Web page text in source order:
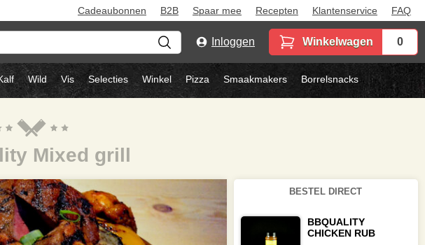
Cadeaubonnen B2B Spaar mee Recepten Klantenservice FAQ
Inloggen Winkelwagen 0
Wild Vis Selecties Winkel Pizza Smaakmakers Borrelsnacks
Mixed grill
BESTEL DIRECT
BBQUALITY
CHICKEN RUB